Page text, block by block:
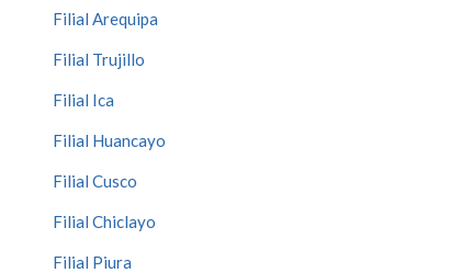
Filial Arequipa
Filial Trujillo
Filial Ica
Filial Huancayo
Filial Cusco
Filial Chiclayo
Filial Piura